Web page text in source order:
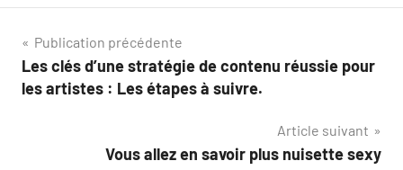
Navigation
de
Publication précédente
Les clés d’une stratégie de contenu réussie pour
les artistes : Les étapes à suivre.
Article suivant
Vous allez en savoir plus nuisette sexy